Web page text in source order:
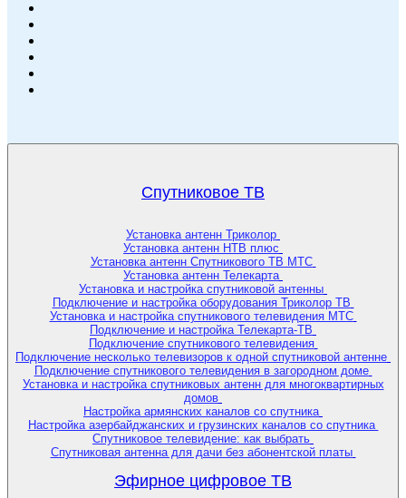
Спутниковое ТВ
Установка антенн Триколор
Установка антенн НТВ плюс
Установка антенн Спутникового ТВ МТС
Установка антенн Телекарта
Установка и настройка спутниковой антенны
Подключение и настройка оборудования Триколор ТВ
Установка и настройка спутникового телевидения МТС
Подключение и настройка Телекарта-ТВ
Подключение спутникового телевидения
Подключение несколько телевизоров к одной спутниковой антенне
Подключение спутникового телевидения в загородном доме
Установка и настройка спутниковых антенн для многоквартирных
домов
Настройка армянских каналов со спутника
Настройка азербайджанских и грузинских каналов со спутника
Спутниковое телевидение: как выбрать
Спутниковая антенна для дачи без абонентской платы
Эфирное цифровое ТВ